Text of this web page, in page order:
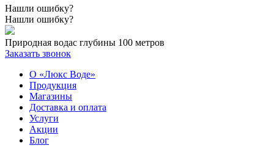
Нашли ошибку?
Нашли ошибку?
Природная водас глубины 100 метров
Заказать звонок
О «Люкс Воде»
Продукция
Магазины
Доставка и оплата
Услуги
Акции
Блог